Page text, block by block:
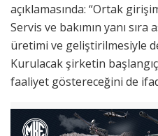
açıklamasında: “Ortak
Servis ve bakımın yanı
üretimi ve geliştirilmesiyle
Kurulacak şirketin
faaliyet göstereceğini de